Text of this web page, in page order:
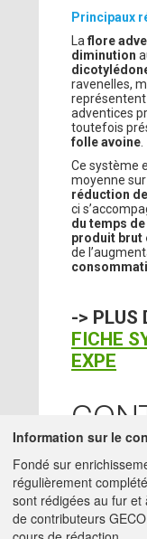
Principaux
La flore
diminution
ravenelles,
adventices
toutefois
folle avoine
Ce système
moyenne sur
réduction
ci
du temps
produit brut
de
-> PLUS
FICHE
EXPE
17/08/2020
Information sur le
Fondé sur
régulièrement
sont rédigées au fur
de contributeurs